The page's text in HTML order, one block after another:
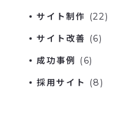
サイト制作
(22)
サイト改善 (6)
成功事例
(6)
採用サイト
(8)